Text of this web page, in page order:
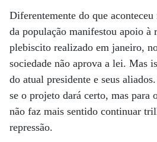
Diferentemente do que
da população manifestou apoio à
plebiscito realizado em janeiro,
sociedade não aprova a lei. Mas
do atual presidente e seus
se o projeto dará certo, mas para
não faz mais sentido continuar
repressão.